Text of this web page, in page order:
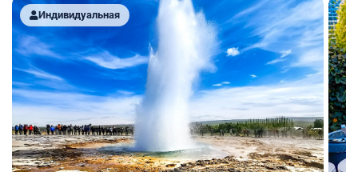
Индивидуальная